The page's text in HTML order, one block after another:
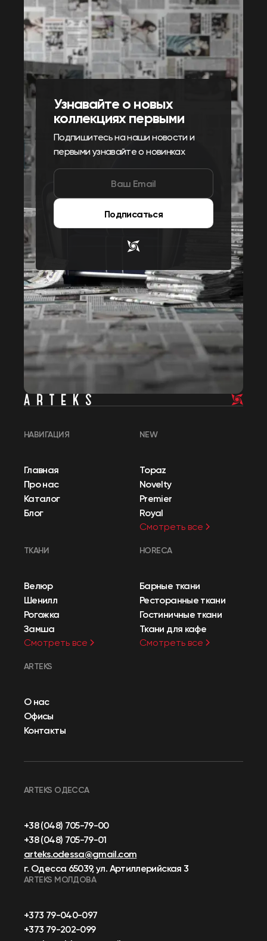
Узнавайте о новых
коллекциях первыми
Подпишитесь на наши новости и
первыми узнавайте о новинках
Подписаться
НАВИГАЦИЯ
Главная
Про нас
Каталог
Блог
NEW
Topaz
Novelty
Premier
Royal
Смотреть все
ТКАНИ
Велюр
Шенилл
Рогожка
Замша
Смотреть все
HORECA
Барные ткани
Ресторанные ткани
Гостиничные ткани
Ткани для кафе
Смотреть все
ARTEKS
О нас
Офисы
Контакты
ARTEKS ОДЕССА
+38 (048) 705-79-00
+38 (048) 705-79-01
arteks.odessa@gmail.com
г. Одесса 65039, ул. Артиллерийская 3
ARTEKS МОЛДОВА
+373 79-040-097
+373 79-202-099